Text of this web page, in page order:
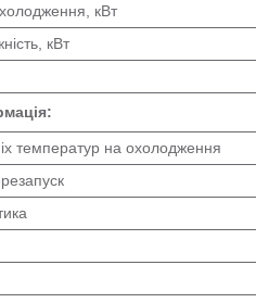
кВт
кВт
температур на охолодження